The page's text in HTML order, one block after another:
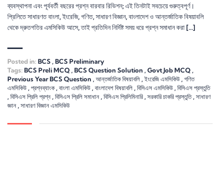
ব্যবস্থাপনা এবং পূর্ববর্তী বছরের প্রশ্ন বারবার রিভিশন; এই তিনটাই সবচেয়ে গুরুত্বপূর্ণ।
প্রিলিতে সাধারণত বাংলা, ইংরেজি, গণিত, সাধারণ বিজ্ঞান, বাংলাদেশ ও আন্তর্জাতিক বিষয়াবলি
থেকে দ্রুতগতির এমসিকিউ আসে, তাই প্রতিদিন নির্দিষ্ট সময় ধরে প্রশ্ন সমাধান করা […]
Posted in:BCS , BCS Preliminary
Tags:BCS Preli MCQ , BCS Question Solution , Govt Job MCQ ,
Previous Year BCS Question , আন্তর্জাতিক বিষয়াবলি , ইংরেজি এমসিকিউ , গণিত
এমসিকিউ , প্রশ্নব্যাংক, বাংলা এমসিকিউ , বাংলাদেশ বিষয়াবলি , বিসিএস এমসিকিউ , বিসিএস প্রস্তুতি
, বিসিএস প্রিলি প্রশ্ন , বিসিএস প্রিলি সমাধান , বিসিএস প্রিলিমিনারি , সরকারি চাকরি প্রস্তুতি, সাধারণ
জ্ঞান , সাধারণ বিজ্ঞান এমসিকিউ